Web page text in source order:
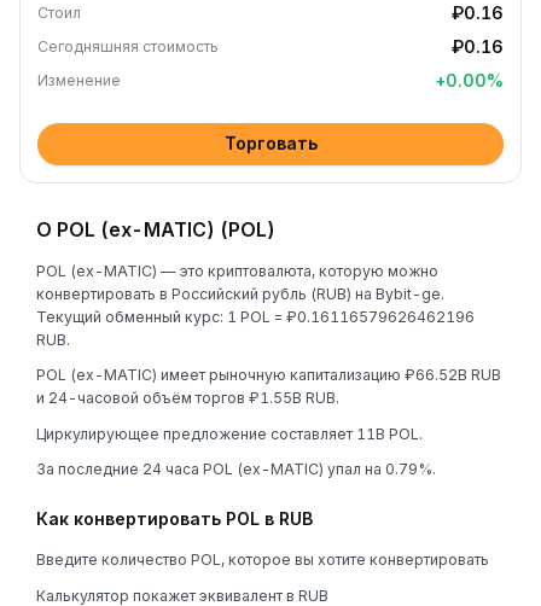
Стоил ₽0.16
Сегодняшняя стоимость ₽0.16
Изменение +0.00%
Торговать
О POL (ex-MATIC) (POL)
POL (ex-MATIC) — это криптовалюта, которую можно
конвертировать в Российский рубль (RUB) на Bybit-ge.
Текущий обменный курс: 1 POL = ₽0.16116579626462196
RUB.
POL (ex-MATIC) имеет рыночную капитализацию ₽66.52B RUB
и 24-часовой объём торгов ₽1.55B RUB.
Циркулирующее предложение составляет 11B POL.
За последние 24 часа POL (ex-MATIC) упал на 0.79%.
Как конвертировать POL в RUB
Введите количество POL, которое вы хотите конвертировать
Калькулятор покажет эквивалент в RUB